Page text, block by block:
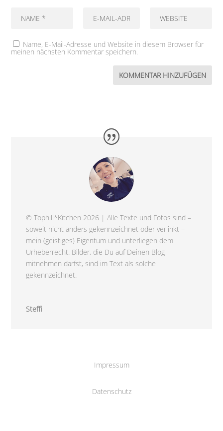
Name, E-Mail-Adresse und Website in diesem Browser für
meinen nächsten Kommentar speichern.
© Tophill*Kitchen 2026 | Alle Texte und Fotos sind –
soweit nicht anders gekennzeichnet oder verlinkt –
mein (geistiges) Eigentum und unterliegen dem
Urheberrecht. Bilder, die Du auf Deinen Blog
mitnehmen darfst, sind im Text als solche
gekennzeichnet.
Steffi
Impressum
Datenschutz